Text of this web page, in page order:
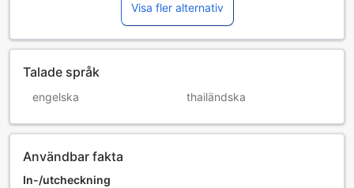
Visa fler alternativ
Talade språk
engelska thailändska
Användbar fakta
In-/utcheckning